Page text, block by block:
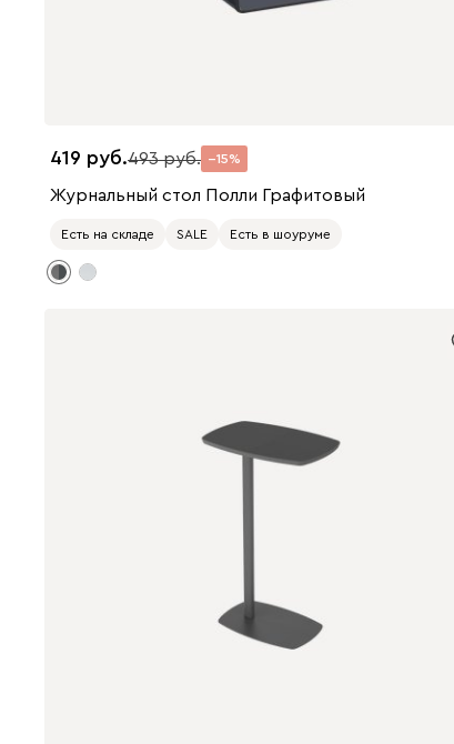
419 493 15
Журнальный стол Полли Графитовый
Есть на складе SALE Есть в шоуруме